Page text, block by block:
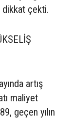
dikkat çekti.
artış
maliyet
geçen yılın